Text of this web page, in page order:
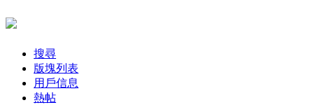
搜尋
版塊列表
用戶信息
熱帖